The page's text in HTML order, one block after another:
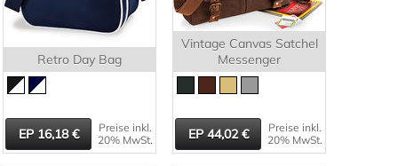
Retro Day Bag
16,18
Preise inkl.
20% MwSt.
Vintage Canvas Satchel
Messenger
44,02
Preise inkl.
20% MwSt.